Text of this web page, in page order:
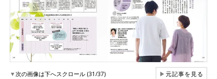
▼次の画像は下へスクロール (31/37) ▶元記事を見る